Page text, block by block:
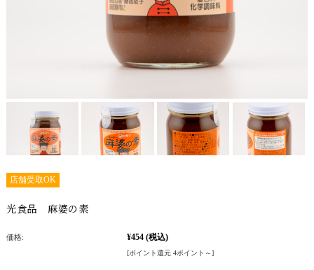
店舗受取OK
光食品 麻婆の素
価格: ¥454 (税込)
[ポイント還元 4ポイント～]